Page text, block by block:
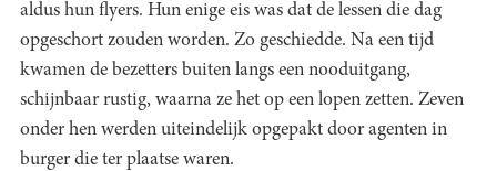
aldus hun flyers. Hun enige eis was dat de lessen die dag
opgeschort zouden worden. Zo geschiedde. Na een tijd
kwamen de bezetters buiten langs een nooduitgang,
schijnbaar rustig, waarna ze het op een lopen zetten. Zeven
onder hen werden uiteindelijk opgepakt door agenten in
burger die ter plaatse waren.